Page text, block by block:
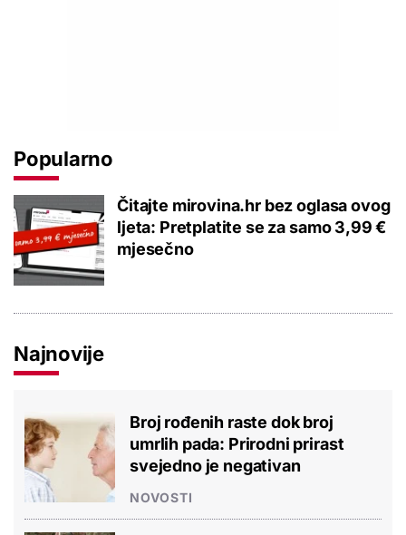
Popularno
Čitajte mirovina.hr bez oglasa ovog
ljeta: Pretplatite se za samo 3,99 €
mjesečno
Najnovije
Broj rođenih raste dok broj
umrlih pada: Prirodni prirast
svejedno je negativan
NOVOSTI